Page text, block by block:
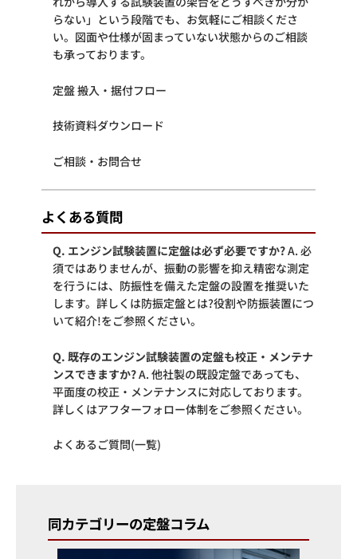
らない」という段階でも、お気軽にご相談くださ
い。図面や仕様が固まっていない状態からのご相談
も承っております。
定盤 搬入・据付フロー
技術資料ダウンロード
ご相談・お問合せ
よくある質問
Q. エンジン試験装置に定盤は必ず必要ですか?A. 必
須ではありませんが、振動の影響を抑え精密な測定
を行うには、防振性を備えた定盤の設置を推奨いた
します。詳しくは防振定盤とは?役割や防振装置につ
いて紹介!をご参照ください。
Q. 既存のエンジン試験装置の定盤も校正・メンテナ
ンスできますか?A. 他社製の既設定盤であっても、
平面度の校正・メンテナンスに対応しております。
詳しくはアフターフォロー体制をご参照ください。
よくあるご質問(一覧)
同カテゴリーの定盤コラム